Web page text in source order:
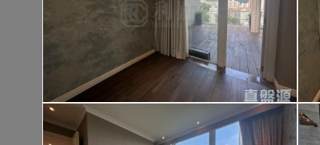
高層
九龍廣場
長沙灣 青山道485號
建築 3631呎
@$4,682
實用 2542呎@$6,688
租$76,800
售$17,000,000